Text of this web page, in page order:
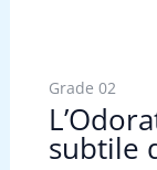
Grade 02
subtile